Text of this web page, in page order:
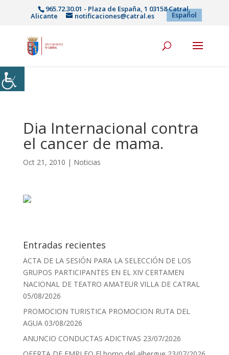
965.72.30.01 - Plaza de España, 1 03158 Catral,
Alicante notificaciones@catral.es Español
Dia Internacional contra
el cancer de mama.
Oct 21, 2010 | Noticias
Entradas recientes
ACTA DE LA SESIÓN PARA LA SELECCIÓN DE LOS
GRUPOS PARTICIPANTES EN EL XIV CERTAMEN
NACIONAL DE TEATRO AMATEUR VILLA DE CATRAL
05/08/2026
PROMOCION TURISTICA PROMOCION RUTA DEL
AGUA 03/08/2026
ANUNCIO CONDUCTAS ADICTIVAS 23/07/2026